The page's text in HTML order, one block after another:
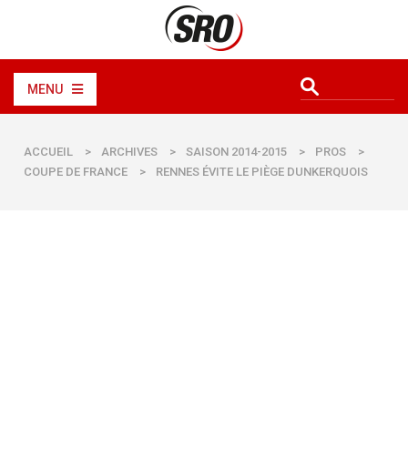
MENU
ACCUEIL > ARCHIVES > SAISON 2014-2015 > PROS
>
COUPE DE FRANCE
> RENNES ÉVITE LE PIÈGE DUNKERQUOIS